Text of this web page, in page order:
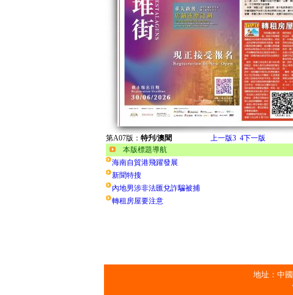
第A07版： 特刋/澳聞 上一版3 4下一版
本版標題導航
海南自貿港飛躍發展
新聞特搜
內地男涉非法匯兌詐騙被捕
轉租房屋要注意